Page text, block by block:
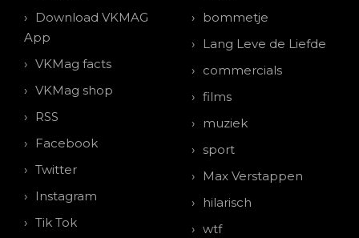
Download VKMAG
App
VKMag facts
VKMag shop
RSS
Facebook
Twitter
Instagram
Tik Tok
bommetje
Lang Leve de Liefde
commercials
films
muziek
sport
Max Verstappen
hilarisch
wtf